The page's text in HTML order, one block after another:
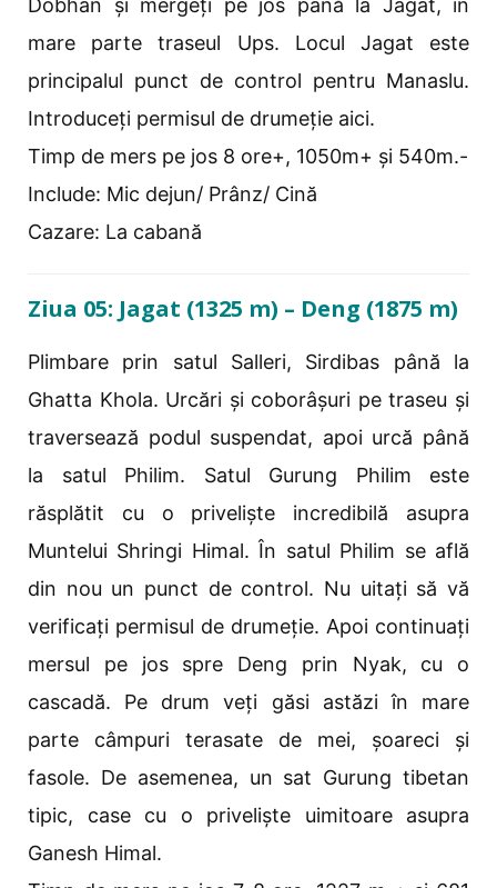
Dobhan și mergeți pe jos până la Jagat, în
mare parte traseul Ups. Locul Jagat este
principalul punct de control pentru Manaslu.
Introduceți permisul de drumeție aici.
Timp de mers pe jos 8 ore+, 1050m+ și 540m.-
Include: Mic dejun/ Prânz/ Cină
Cazare: La cabană
Ziua 05: Jagat (1325 m) – Deng (1875 m)
Plimbare prin satul Salleri, Sirdibas până la
Ghatta Khola. Urcări și coborâșuri pe traseu și
traversează podul suspendat, apoi urcă până
la satul Philim. Satul Gurung Philim este
răsplătit cu o priveliște incredibilă asupra
Muntelui Shringi Himal. În satul Philim se află
din nou un punct de control. Nu uitați să vă
verificați permisul de drumeție. Apoi continuați
mersul pe jos spre Deng prin Nyak, cu o
cascadă. Pe drum veți găsi astăzi în mare
parte câmpuri terasate de mei, șoareci și
fasole. De asemenea, un sat Gurung tibetan
tipic, case cu o priveliște uimitoare asupra
Ganesh Himal.